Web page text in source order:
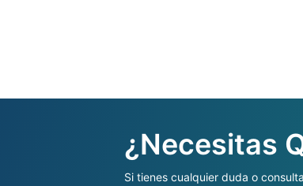
¿Necesitas
Si tienes cualquier duda o